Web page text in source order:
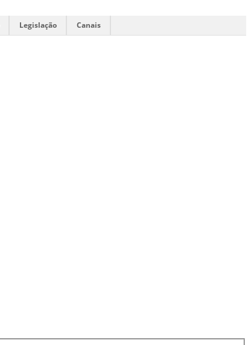
Legislação Canais